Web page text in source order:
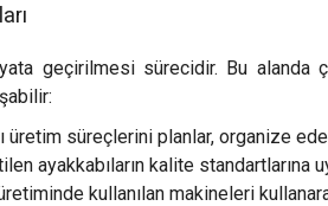
geçirilmesi sürecidir. Bu
üretim süreçlerini planlar, organize
ayakkabıların kalite standartlarına
kullanılan makineleri